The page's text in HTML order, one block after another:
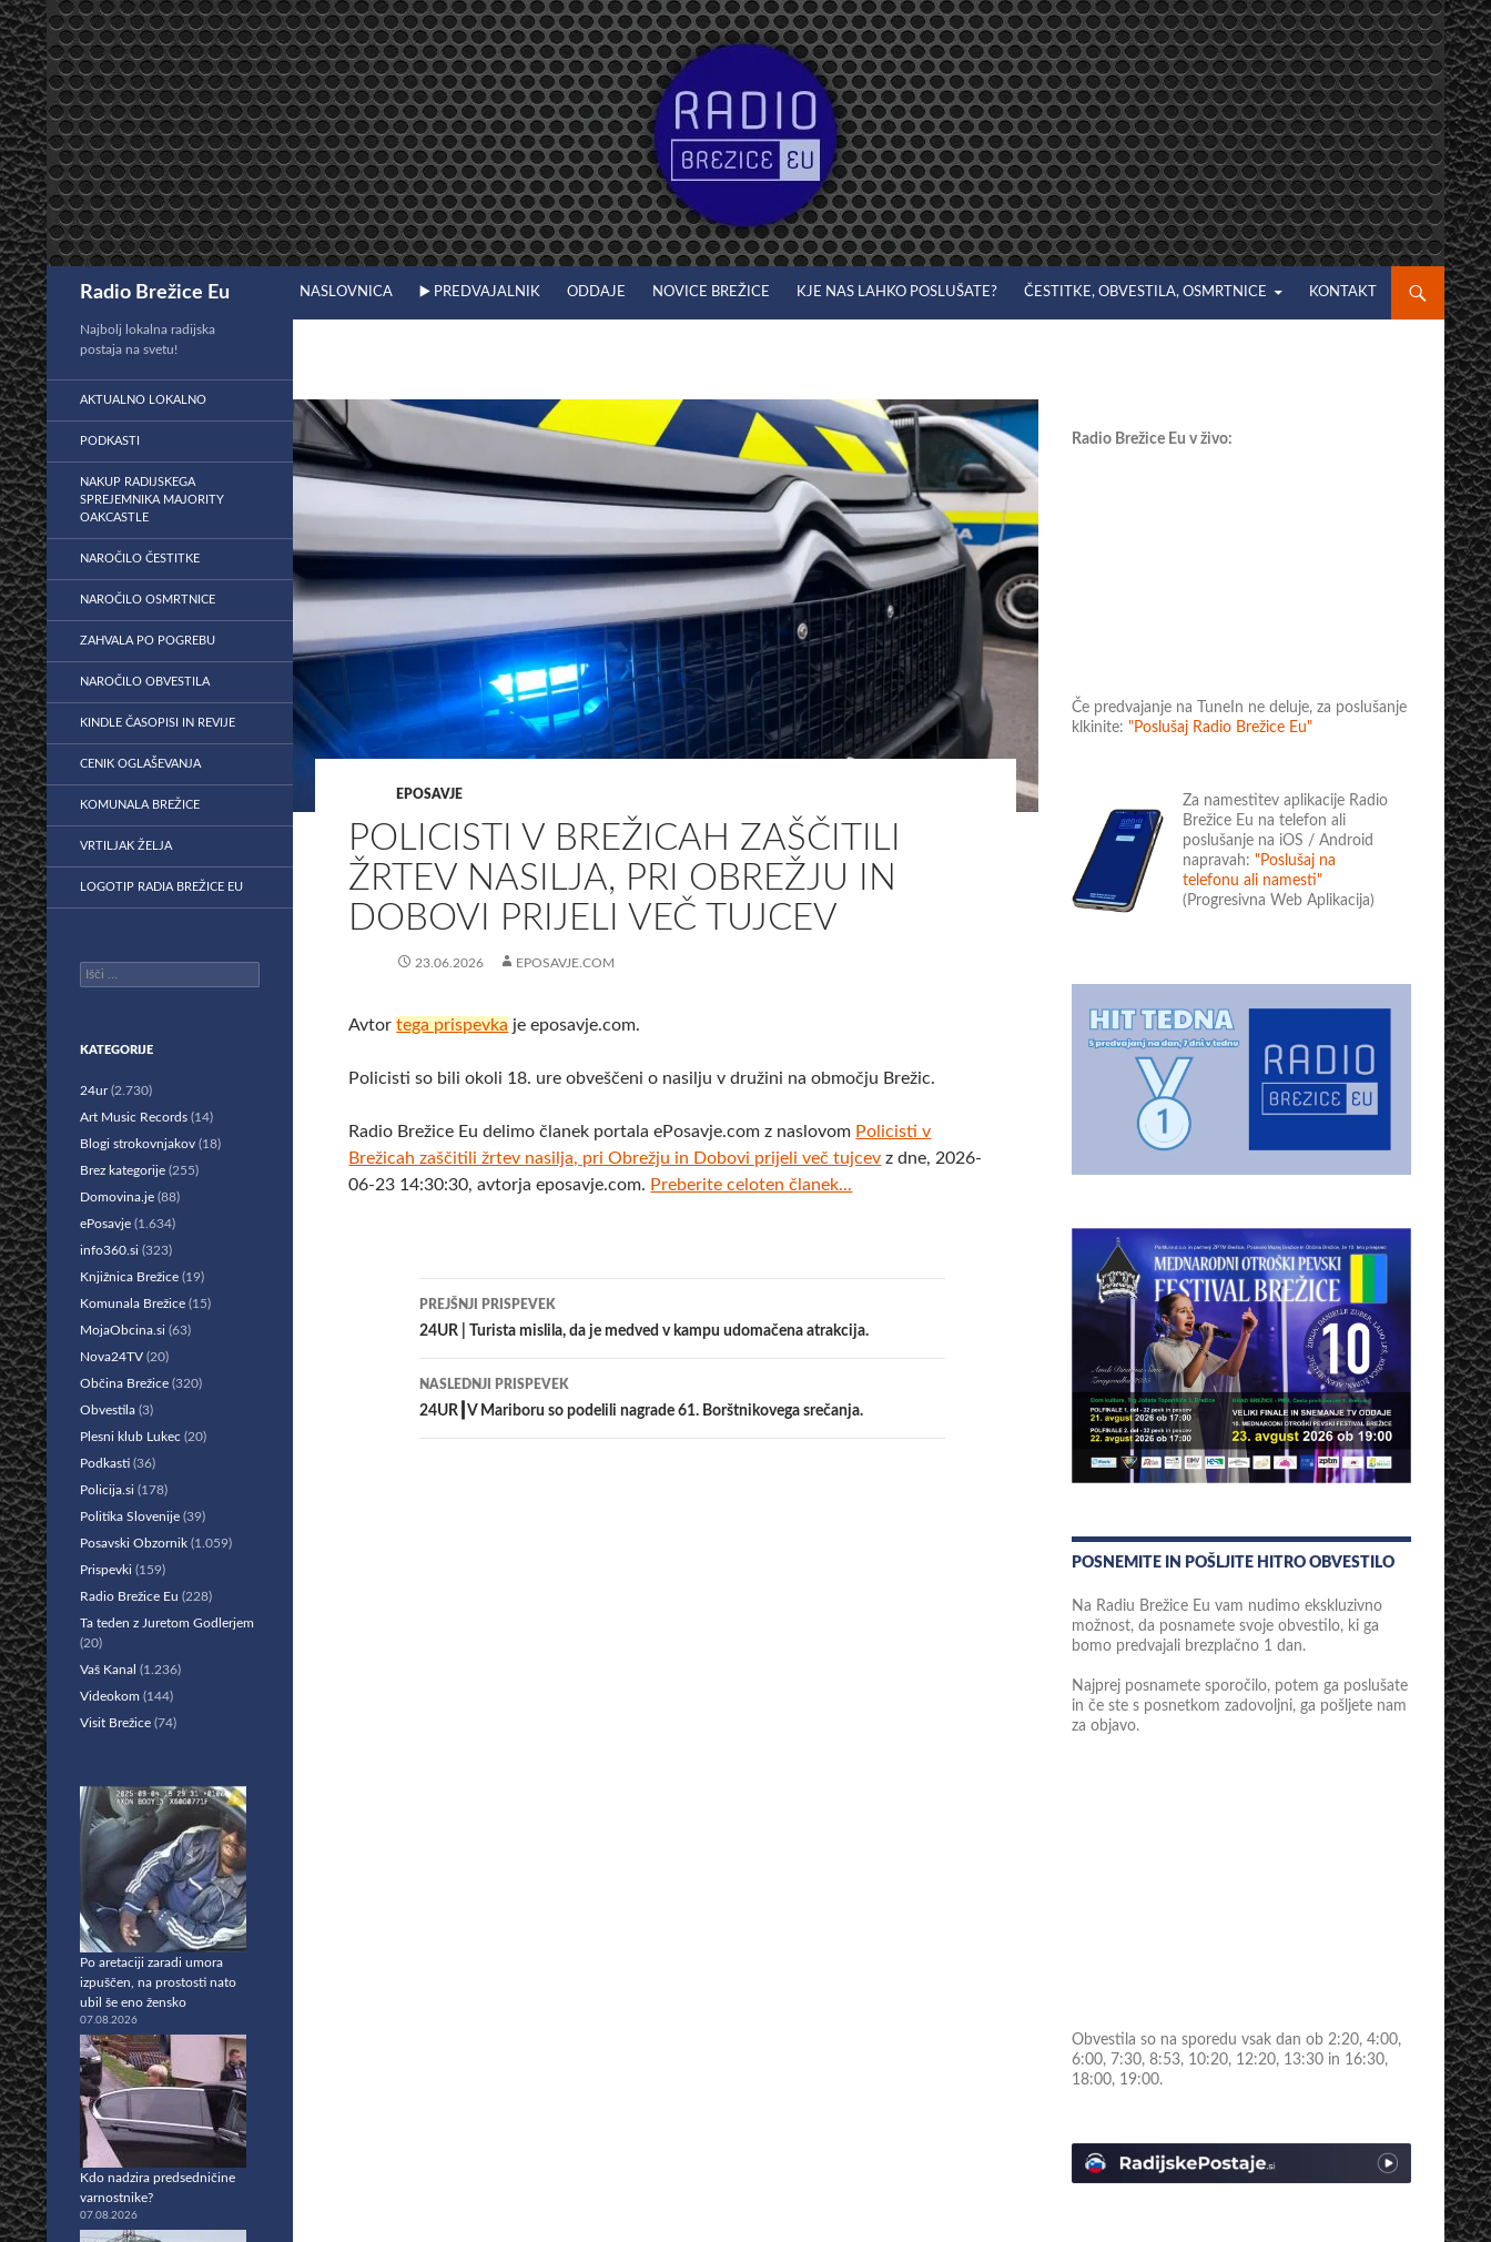
Preskoči
na
vsebino
Radio Brežice Eu NASLOVNICA ▶️ PREDVAJALNIK ODDAJE NOVICE BREŽICE KJE NAS LAHKO POSLUŠATE? ČESTITKE, OBVESTILA, OSMRTNICE KONTAKT
EPOSAVJE
POLICISTI V BREŽICAH ZAŠČITILI
ŽRTEV NASILJA, PRI OBREŽJU IN
DOBOVI PRIJELI VEČ TUJCEV
23.06.2026 EPOSAVJE.COM
Avtortega prispevka je eposavje.com.
Policisti so bili okoli 18. ure obveščeni o nasilju v družini na območju Brežic.
Radio Brežice Eu delimo članek portala ePosavje.com z naslovom Policisti v
Brežicah zaščitili žrtev nasilja, pri Obrežju in Dobovi prijeli več tujcev z dne, 2026-
06-23 14:30:30, avtorja eposavje.com. Preberite celoten članek...
Krmarjenje
po
prispevkih
PREJŠNJI PRISPEVEK
24UR | Turista mislila, da je medved v kampu udomačena atrakcija.
NASLEDNJI PRISPEVEK
24UR┃V Mariboru so podelili nagrade 61. Borštnikovega srečanja.
Radio Brežice Eu v živo:
Če predvajanje na TuneIn ne deluje, za poslušanje
klkinite: "Poslušaj Radio Brežice Eu"
Za namestitev aplikacije Radio
Brežice Eu na telefon ali
poslušanje na iOS / Android
napravah: "Poslušaj na
telefonu ali namesti"
(Progresivna Web Aplikacija)
POSNEMITE IN POŠLJITE HITRO OBVESTILO
Na Radiu Brežice Eu vam nudimo ekskluzivno
možnost, da posnamete svoje obvestilo, ki ga
bomo predvajali brezplačno 1 dan.
Najprej posnamete sporočilo, potem ga poslušate
in če ste s posnetkom zadovoljni, ga pošljete nam
za objavo.
Obvestila so na sporedu vsak dan ob 2:20, 4:00,
6:00, 7:30, 8:53, 10:20, 12:20, 13:30 in 16:30,
18:00, 19:00.
Najbolj lokalna radijska
postaja na svetu!
AKTUALNO LOKALNO
PODKASTI
NAKUP RADIJSKEGA
SPREJEMNIKA MAJORITY
OAKCASTLE
NAROČILO ČESTITKE
NAROČILO OSMRTNICE
ZAHVALA PO POGREBU
NAROČILO OBVESTILA
KINDLE ČASOPISI IN REVIJE
CENIK OGLAŠEVANJA
KOMUNALA BREŽICE
VRTILJAK ŽELJA
LOGOTIP RADIA BREŽICE EU
Išči:
KATEGORIJE
24ur(2.730)
Art Music Records (14)
Blogi strokovnjakov (18)
Brez kategorije (255)
Domovina.je (88)
ePosavje (1.634)
info360.si (323)
Knjižnica Brežice (19)
Komunala Brežice (15)
MojaObcina.si (63)
Nova24TV (20)
Občina Brežice (320)
Obvestila (3)
Plesni klub Lukec (20)
Podkasti (36)
Policija.si (178)
Politika Slovenije (39)
Posavski Obzornik (1.059)
Prispevki (159)
Radio Brežice Eu (228)
Ta teden z Juretom Godlerjem
(20)
Vaš Kanal (1.236)
Videokom (144)
Visit Brežice (74)
Po aretaciji zaradi umora
izpuščen, na prostosti nato
ubil še eno žensko
07.08.2026
Kdo nadzira predsedničine
varnostnike?
07.08.2026